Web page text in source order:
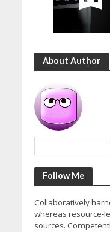
About Author
Follow Me
Collaboratively
whereas resource-
sources.